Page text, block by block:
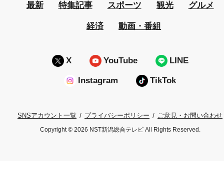
最新 特集記事 スポーツ 観光 グルメ
経済 動画・番組
X YouTube LINE
Instagram TikTok
SNSアカウント一覧 プライバシーポリシー ご意見・お問い合わせ
Copyright © 2026 NST新潟総合テレビ All Rights Reserved.